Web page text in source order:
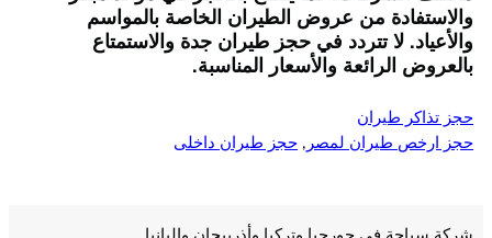
والاستفادة من عروض الطيران الخاصة بالمواسم
والأعياد. لا تتردد في حجز طيران جدة والاستمتاع
بالعروض الرائعة والأسعار المناسبة.
حجز تذاكر طيران
حجز ارخص طيران لمصر , حجز طيران داخلى
شركة سياحة في جورجيا وتركيا وأذربيجان والبانيا